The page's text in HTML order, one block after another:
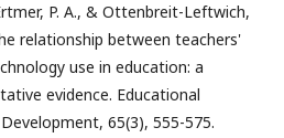
P. A., & Ottenbreit-Leftwich,
relationship between teachers'
use in education: a
evidence. Educational
65(3), 555-575.